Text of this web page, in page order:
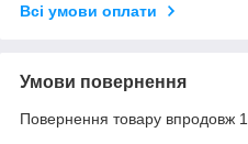
Всі умови оплати
Умови повернення
Повернення товару впродовж